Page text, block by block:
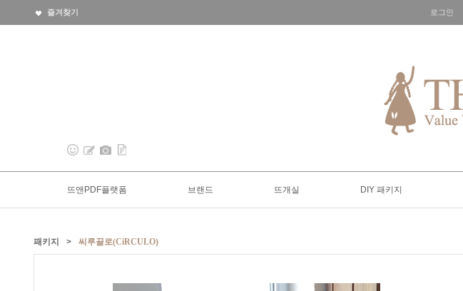
즐겨찾기 로그인
뜨앤PDF플랫폼 브랜드 뜨개실 DIY 패키지
패키지 > 씨루끌로(CiRCULO)